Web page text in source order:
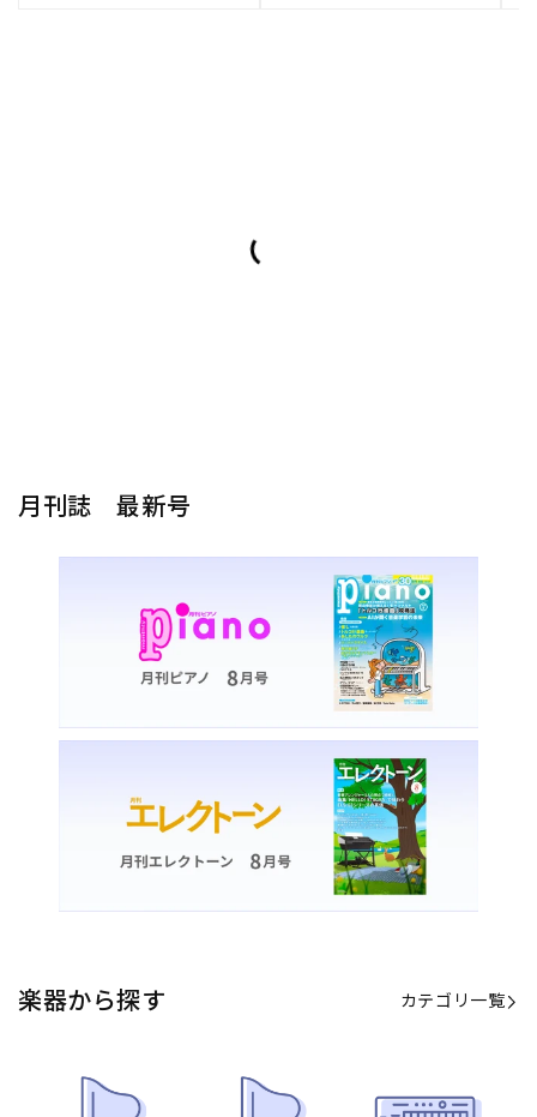
月刊誌 最新号
楽器から探す カテゴリ一覧